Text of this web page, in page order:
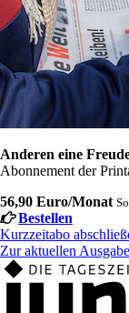
Anderen eine
Abonnement der
56,90 Euro/Monat
Bestellen
Kurzzeitabo
Zur aktuellen Ausgabe